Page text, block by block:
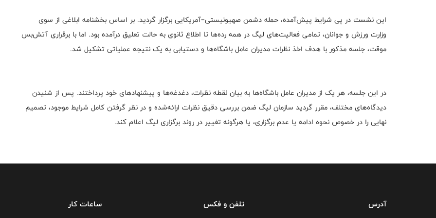
این نشست در پی شرایط پیش‌آمده، حمله دشمن صهیونیستی–آمریکایی برگزار گردید. بر اساس بخشنامه ابلاغی از سوی
وزارت ورزش و جوانان، تمامی فعالیت‌های لیگ در همه رده‌ها تا اطلاع ثانوی به حالت تعلیق درآمده بود. اما با برقراری آتش‌بس
موقت، جلسه مذکور با هدف اخذ نظرات مدیران عامل باشگاه‌ها و دستیابی به یک نتیجه عملیاتی تشکیل شد.
در این جلسه، هر یک از مدیران عامل باشگاه‌ها به بیان نقطه نظرات، دغدغه‌ها و پیشنهادهای خود پرداختند. پس از شنیدن
دیدگاه‌های مختلف، مقرر گردید سازمان لیگ ضمن بررسی دقیق نظرات ارائه‌شده و در نظر گرفتن کامل شرایط موجود، تصمیم
نهایی را در خصوص نحوه ادامه یا عدم برگزاری، یا هرگونه تغییر در روند برگزاری لیگ اعلام کند.
آدرس تلفن و فکس ساعات کار